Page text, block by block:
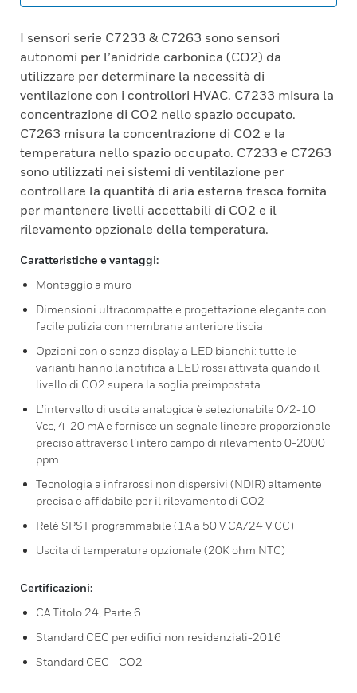
I sensori serie C7233 & C7263 sono sensori
autonomi per l’anidride carbonica (CO2) da
utilizzare per determinare la necessità di
ventilazione con i controllori HVAC. C7233 misura la
concentrazione di CO2 nello spazio occupato.
C7263 misura la concentrazione di CO2 e la
temperatura nello spazio occupato. C7233 e C7263
sono utilizzati nei sistemi di ventilazione per
controllare la quantità di aria esterna fresca fornita
per mantenere livelli accettabili di CO2 e il
rilevamento opzionale della temperatura.
Caratteristiche e vantaggi:
Montaggio a muro
Dimensioni ultracompatte e progettazione elegante con
facile pulizia con membrana anteriore liscia
Opzioni con o senza display a LED bianchi: tutte le
varianti hanno la notifica a LED rossi attivata quando il
livello di CO2 supera la soglia preimpostata
L’intervallo di uscita analogica è selezionabile 0/2-10
Vcc, 4-20 mA e fornisce un segnale lineare proporzionale
preciso attraverso l’intero campo di rilevamento 0-2000
ppm
Tecnologia a infrarossi non dispersivi (NDIR) altamente
precisa e affidabile per il rilevamento di CO2
Relè SPST programmabile (1A a 50 V CA/24 V CC)
Uscita di temperatura opzionale (20K ohm NTC)
Certificazioni:
CA Titolo 24, Parte 6
Standard CEC per edifici non residenziali-2016
Standard CEC - CO2